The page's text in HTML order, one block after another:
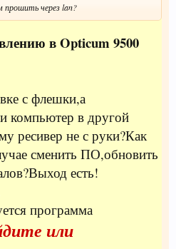
прошить через lan?
в Opticum 9500
с флешки,а
компьютер в другой
ресивер не с руки?Как
сменить ПО,обновить
есть!
программа
или